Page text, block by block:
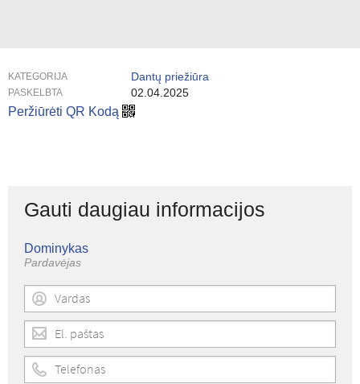
KATEGORIJA Dantų priežiūra
PASKELBTA 02.04.2025
Peržiūrėti QR Kodą
Gauti daugiau informacijos
Dominykas
Pardavėjas